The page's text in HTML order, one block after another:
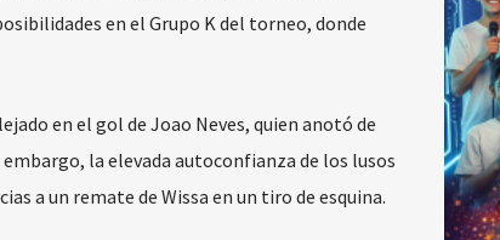
en el Grupo K del torneo, donde
en el gol de Joao Neves, quien anotó de
la elevada autoconfianza de los lusos
a un remate de Wissa en un tiro de esquina.